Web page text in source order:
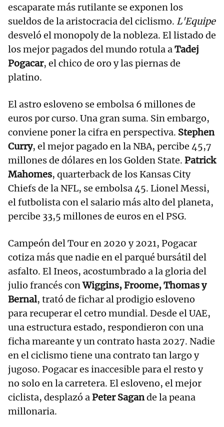
escaparate más rutilante se exponen los
sueldos de la aristocracia del ciclismo. L'Equipe
desveló el monopoly de la nobleza. El listado de
los mejor pagados del mundo rotula aTadej
Pogacar, el chico de oro y las piernas de
platino.
El astro esloveno se embolsa 6 millones de
euros por curso. Una gran suma. Sin embargo,
conviene poner la cifra en perspectiva. Stephen
Curry, el mejor pagado en la NBA, percibe 45,7
millones de dólares en los Golden State. Patrick
Mahomes, quarterback de los Kansas City
Chiefs de la NFL, se embolsa 45. Lionel Messi,
el futbolista con el salario más alto del planeta,
percibe 33,5 millones de euros en el PSG.
Campeón del Tour en 2020 y 2021, Pogacar
cotiza más que nadie en el parqué bursátil del
asfalto. El Ineos, acostumbrado a la gloria del
julio francés conWiggins, Froome, Thomas y
Bernal, trató de fichar al prodigio esloveno
para recuperar el cetro mundial. Desde el UAE,
una estructura estado, respondieron con una
ficha mareante y un contrato hasta 2027. Nadie
en el ciclismo tiene una contrato tan largo y
jugoso. Pogacar es inaccesible para el resto y
no solo en la carretera. El esloveno, el mejor
ciclista, desplazó aPeter Sagande la peana
millonaria.